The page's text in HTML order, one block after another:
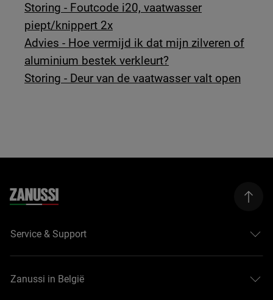
Storing - Foutcode i20, vaatwasser
piept/knippert 2x
Advies - Hoe vermijd ik dat mijn zilveren of
aluminium bestek verkleurt?
Storing - Deur van de vaatwasser valt open
Service & Support
Zanussi in België